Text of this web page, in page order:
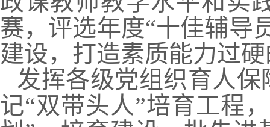
赛，评选年度“十佳辅导
建设，打造素质能力过
发挥各级党组织育人
记“双带头人”培育工程